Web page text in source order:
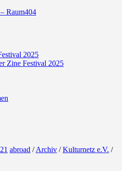
Raum404
2025
Zine Festival 2025
abroad /Archiv /Kulturnetz e.V. /